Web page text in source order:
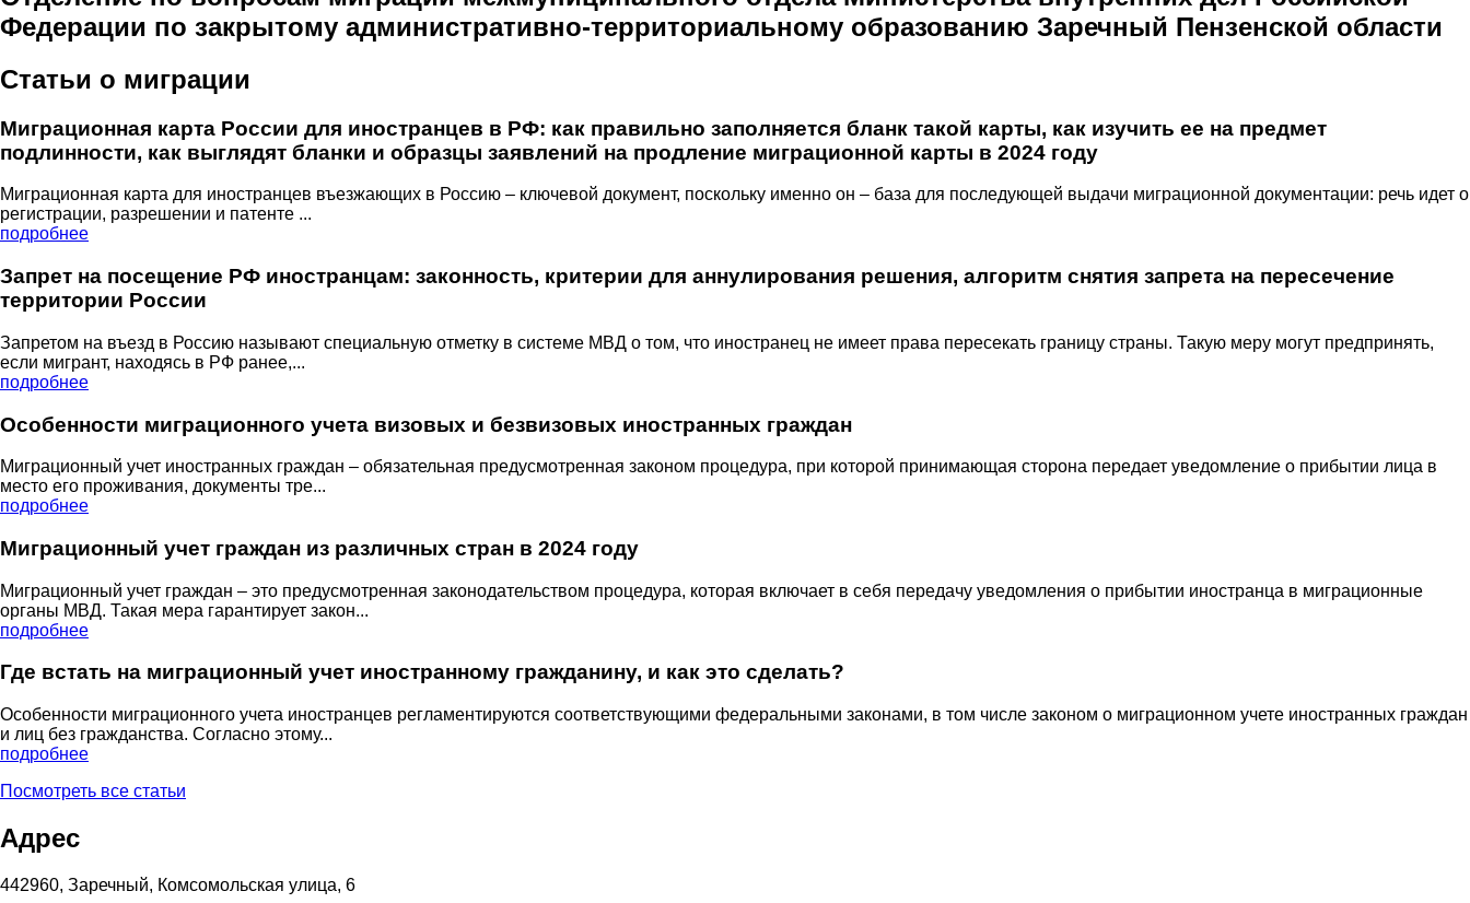
Федерации по закрытому административно-территориальному образованию Заречный Пензенской области
Статьи о миграции
Миграционная карта России для иностранцев в РФ: как правильно заполняется бланк такой карты, как изучить ее на предмет
подлинности, как выглядят бланки и образцы заявлений на продление миграционной карты в 2024 году
Миграционная карта для иностранцев въезжающих в Россию – ключевой документ, поскольку именно он – база для последующей выдачи миграционной документации: речь идет о
регистрации, разрешении и патенте ...
подробнее
Запрет на посещение РФ иностранцам: законность, критерии для аннулирования решения, алгоритм снятия запрета на пересечение
территории России
Запретом на въезд в Россию называют специальную отметку в системе МВД о том, что иностранец не имеет права пересекать границу страны. Такую меру могут предпринять,
если мигрант, находясь в РФ ранее,...
подробнее
Особенности миграционного учета визовых и безвизовых иностранных граждан
Миграционный учет иностранных граждан – обязательная предусмотренная законом процедура, при которой принимающая сторона передает уведомление о прибытии лица в
место его проживания, документы тре...
подробнее
Миграционный учет граждан из различных стран в 2024 году
Миграционный учет граждан – это предусмотренная законодательством процедура, которая включает в себя передачу уведомления о прибытии иностранца в миграционные
органы МВД. Такая мера гарантирует закон...
подробнее
Где встать на миграционный учет иностранному гражданину, и как это сделать?
Особенности миграционного учета иностранцев регламентируются соответствующими федеральными законами, в том числе законом о миграционном учете иностранных граждан
и лиц без гражданства. Согласно этому...
подробнее
Посмотреть все статьи
Адрес
442960, Заречный, Комсомольская улица, 6